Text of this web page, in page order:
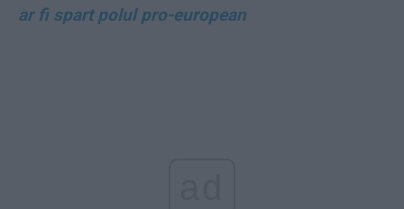
ar fi spart polul pro-european